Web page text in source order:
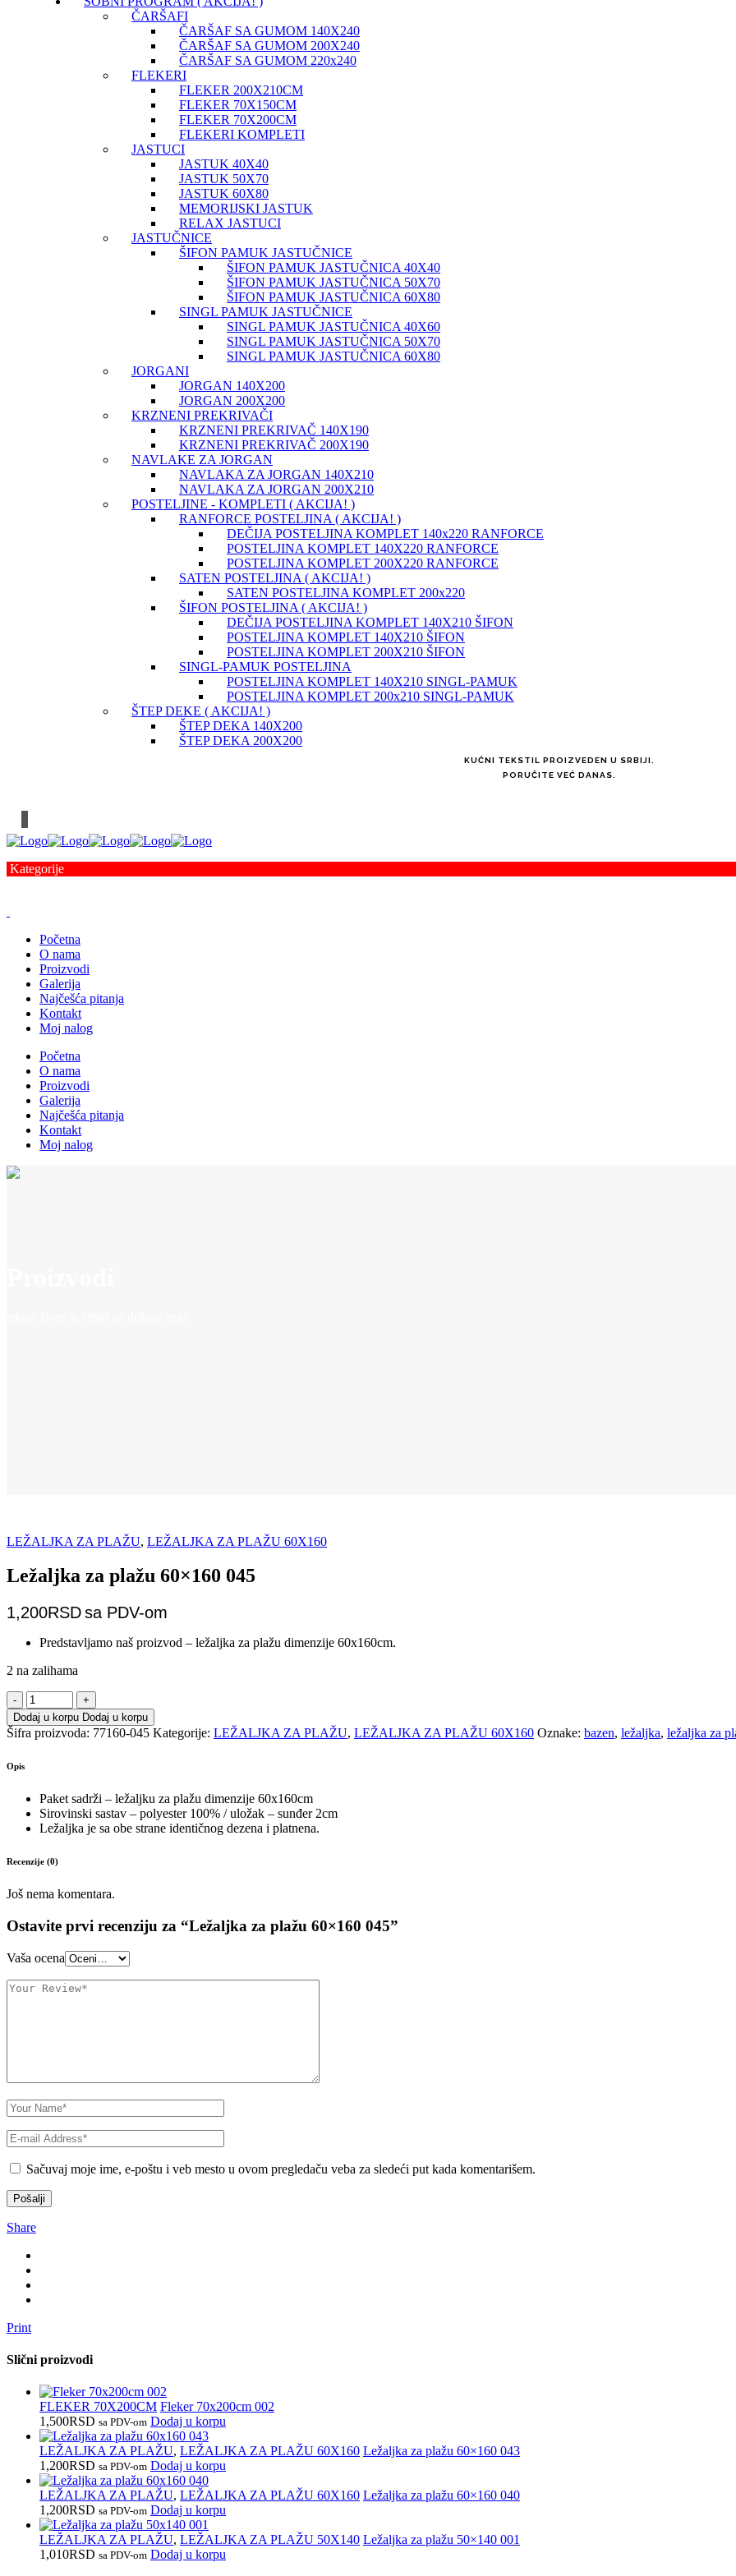
ČARŠAFI
ČARŠAF SA GUMOM 140X240
ČARŠAF SA GUMOM 200X240
ČARŠAF SA GUMOM 220x240
FLEKERI
FLEKER 200X210CM
FLEKER 70X150CM
FLEKER 70X200CM
FLEKERI KOMPLETI
JASTUCI
JASTUK 40X40
JASTUK 50X70
JASTUK 60X80
MEMORIJSKI JASTUK
RELAX JASTUCI
JASTUČNICE
ŠIFON PAMUK JASTUČNICE
ŠIFON PAMUK JASTUČNICA 40X40
ŠIFON PAMUK JASTUČNICA 50X70
ŠIFON PAMUK JASTUČNICA 60X80
SINGL PAMUK JASTUČNICE
SINGL PAMUK JASTUČNICA 40X60
SINGL PAMUK JASTUČNICA 50X70
SINGL PAMUK JASTUČNICA 60X80
JORGANI
JORGAN 140X200
JORGAN 200X200
KRZNENI PREKRIVAČI
KRZNENI PREKRIVAČ 140X190
KRZNENI PREKRIVAČ 200X190
NAVLAKE ZA JORGAN
NAVLAKA ZA JORGAN 140X210
NAVLAKA ZA JORGAN 200X210
POSTELJINE - KOMPLETI ( AKCIJA! )
RANFORCE POSTELJINA ( AKCIJA! )
DEČIJA POSTELJINA KOMPLET 140x220 RANFORCE
POSTELJINA KOMPLET 140X220 RANFORCE
POSTELJINA KOMPLET 200X220 RANFORCE
SATEN POSTELJINA ( AKCIJA! )
SATEN POSTELJINA KOMPLET 200x220
ŠIFON POSTELJINA ( AKCIJA! )
DEČIJA POSTELJINA KOMPLET 140X210 ŠIFON
POSTELJINA KOMPLET 140X210 ŠIFON
POSTELJINA KOMPLET 200X210 ŠIFON
SINGL-PAMUK POSTELJINA
POSTELJINA KOMPLET 140X210 SINGL-PAMUK
POSTELJINA KOMPLET 200x210 SINGL-PAMUK
ŠTEP DEKE ( AKCIJA! )
ŠTEP DEKA 140X200
ŠTEP DEKA 200X200
KUĆNI TEKSTIL PROIZVEDEN U SRBIJI.
PORUČITE VEĆ DANAS.
Kategorije
Početna
O nama
Proizvodi
Galerija
Najčešća pitanja
Kontakt
Moj nalog
Početna
O nama
Proizvodi
Galerija
Najčešća pitanja
Kontakt
Moj nalog
LEŽALJKA ZA PLAŽU, LEŽALJKA ZA PLAŽU 60X160
Ležaljka za plažu 60×160 045
1,200RSDsa PDV-om
Predstavljamo naš proizvod – ležaljka za plažu dimenzije 60x160cm.
2 na zalihama
Dodaj u korpu Dodaj u korpu
Šifra proizvoda: 77160-045 Kategorije: LEŽALJKA ZA PLAŽU, LEŽALJKA ZA PLAŽU 60X160 Oznake: bazen, ležaljka, ležaljka za
Opis
Paket sadrži – ležaljku za plažu dimenzije 60x160cm
Sirovinski sastav – polyester 100% / uložak – sunđer 2cm
Ležaljka je sa obe strane identičnog dezena i platnena.
Recenzije (0)
Još nema komentara.
Ostavite prvi recenziju za “Ležaljka za plažu 60×160 045”
Vaša ocena
Sačuvaj moje ime, e-poštu i veb mesto u ovom pregledaču veba za sledeći put kada komentarišem.
Share
Print
Slični proizvodi
FLEKER 70X200CM Fleker 70x200cm 002
1,500RSD sa PDV-om Dodaj u korpu
LEŽALJKA ZA PLAŽU, LEŽALJKA ZA PLAŽU 60X160 Ležaljka za plažu 60×160 043
1,200RSD sa PDV-om Dodaj u korpu
LEŽALJKA ZA PLAŽU, LEŽALJKA ZA PLAŽU 60X160 Ležaljka za plažu 60×160 040
1,200RSD sa PDV-om Dodaj u korpu
LEŽALJKA ZA PLAŽU, LEŽALJKA ZA PLAŽU 50X140 Ležaljka za plažu 50×140 001
1,010RSD sa PDV-om Dodaj u korpu